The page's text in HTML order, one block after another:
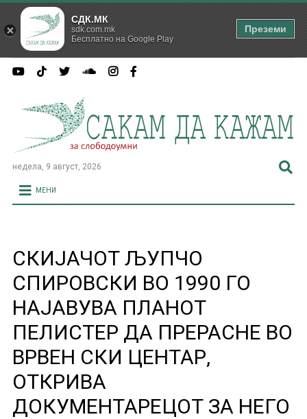
недела, 9 август, 2026
МЕНИ
СКИЈАЧОТ ЉУПЧО
СПИРОВСКИ ВО 1990 ГО
НАЈАВУВА ПЛАНОТ
ПЕЛИСТЕР ДА ПРЕРАСНЕ ВО
ВРВЕН СКИ ЦЕНТАР,
ОТКРИВА
ДОКУМЕНТАРЕЦОТ ЗА НЕГО
СДК.МК
sdk.com.mk
Бесплатно на Google Play
Преземи